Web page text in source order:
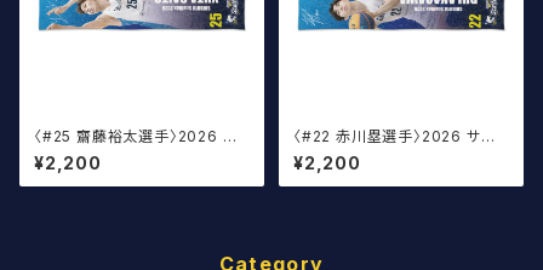
〈#25 齋藤裕太選手〉2026 サ
イン入りマフラータオル
¥2,200
〈#22 赤川塁選手〉2026 サイ
ン入りマフラータオル
¥2,200
Category